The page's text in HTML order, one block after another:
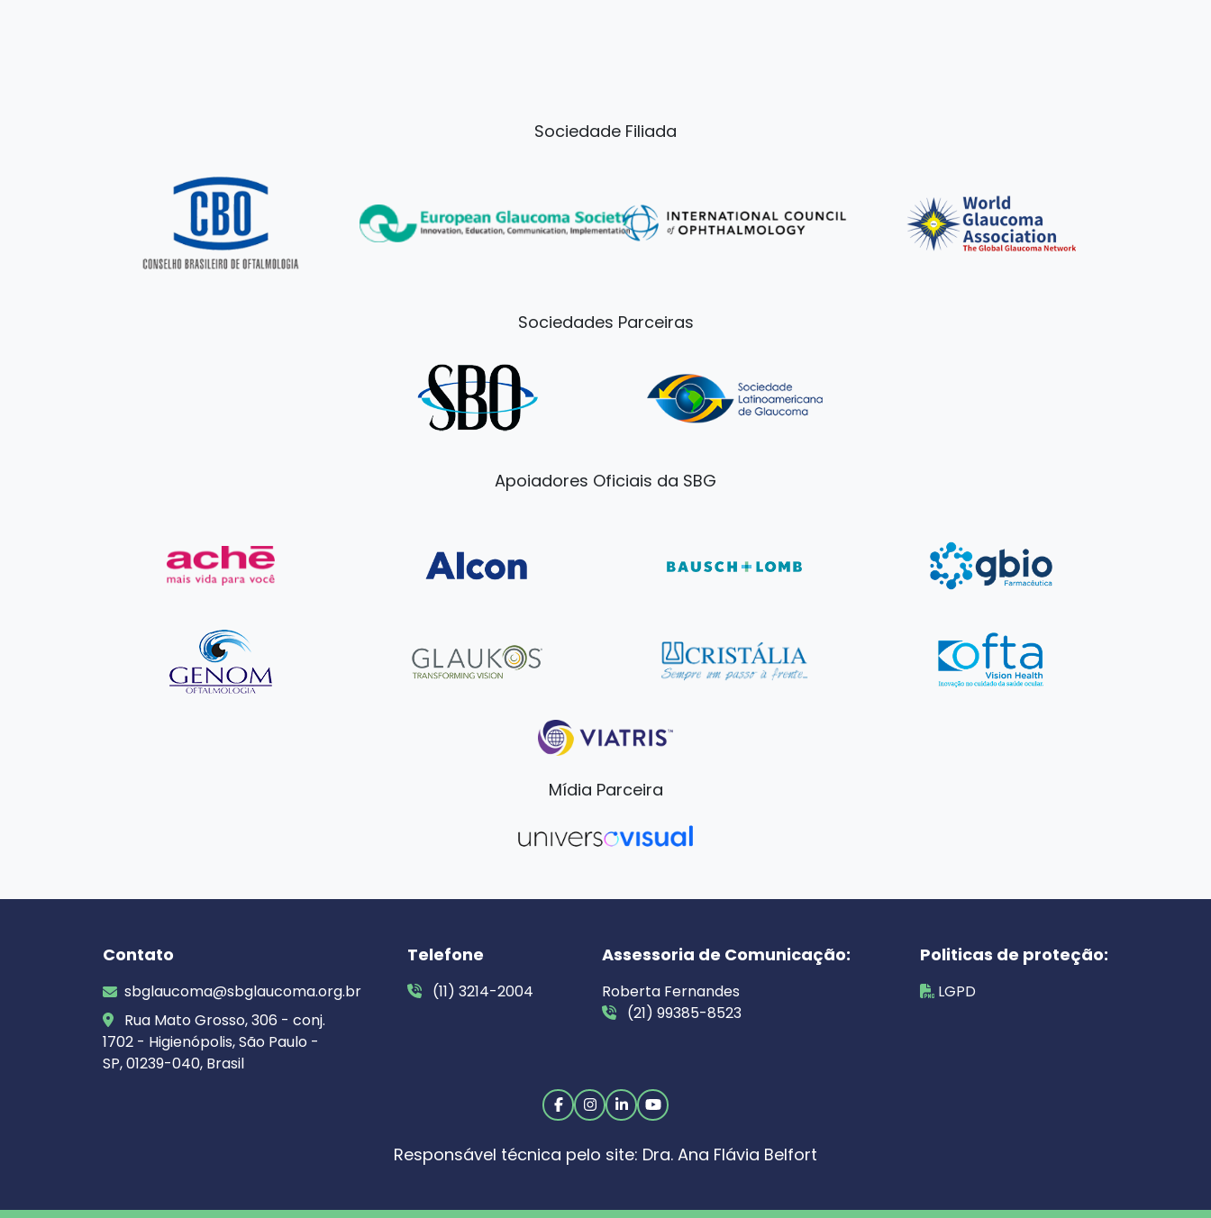
Sociedade Filiada
Sociedades Parceiras
Apoiadores Oficiais da SBG
Mídia Parceira
Contato
sbglaucoma@sbglaucoma.org.br
Rua Mato Grosso, 306 - conj.
1702 - Higienópolis, São Paulo -
SP, 01239-040, Brasil
Telefone
(11) 3214-2004
Assessoria de Comunicação:
Roberta Fernandes
(21) 99385-8523
Politicas de proteção:
LGPD
Responsável técnica pelo site: Dra. Ana Flávia Belfort